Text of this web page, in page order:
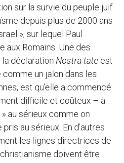
sur la survie du peuple juif
depuis plus de 2000 ans
», sur lequel Paul
aux Romains. Une des
déclaration Nostra ӕtate est
un jalon dans les
est qu’elle a commencé
difficile et coûteux – à
» au sérieux comme on
au sérieux. En d’autres
les lignes directrices de
doivent être